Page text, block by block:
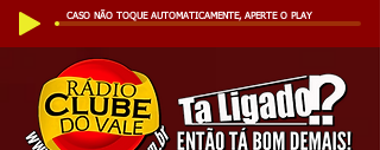
CASO NÃO TOQUE AUTOMATICAMENTE, APERTE O PLAY